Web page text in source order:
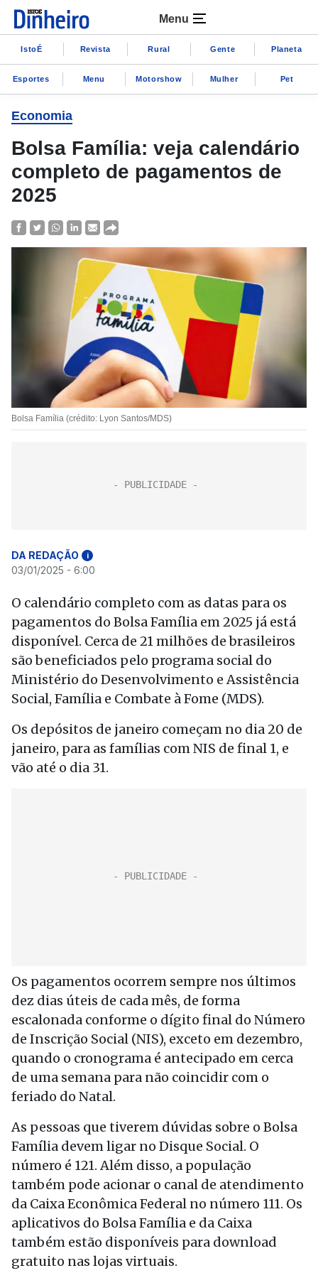
Menu
IstoÉ Revista Rural Gente Planeta
Esportes Menu Motorshow Mulher Pet
Economia
Bolsa Família: veja calendário
completo de pagamentos de
2025
Bolsa Família (crédito: Lyon Santos/MDS)
DA REDAÇÃO i
03/01/2025 - 6:00
O calendário completo com as datas para os
pagamentos do Bolsa Família em 2025 já está
disponível. Cerca de 21 milhões de brasileiros
são beneficiados pelo programa social do
Ministério do Desenvolvimento e Assistência
Social, Família e Combate à Fome (MDS).
Os depósitos de janeiro começam no dia 20 de
janeiro, para as famílias com NIS de final 1, e
vão até o dia 31.
Os pagamentos ocorrem sempre nos últimos
dez dias úteis de cada mês, de forma
escalonada conforme o dígito final do Número
de Inscrição Social (NIS), exceto em dezembro,
quando o cronograma é antecipado em cerca
de uma semana para não coincidir com o
feriado do Natal.
As pessoas que tiverem dúvidas sobre o Bolsa
Família devem ligar no Disque Social. O
número é 121. Além disso, a população
também pode acionar o canal de atendimento
da Caixa Econômica Federal no número 111. Os
aplicativos do Bolsa Família e da Caixa
também estão disponíveis para download
gratuito nas lojas virtuais.